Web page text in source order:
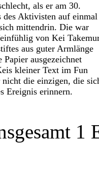
als er am 30.
des Aktivisten auf einmal
mittendrin. Die war
von Kei
aus guter Armlänge
Papier ausgezeichnet
kleiner Text im Fun
die einzigen, die
Ereignis erinnern.
1